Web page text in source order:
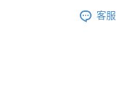
客服